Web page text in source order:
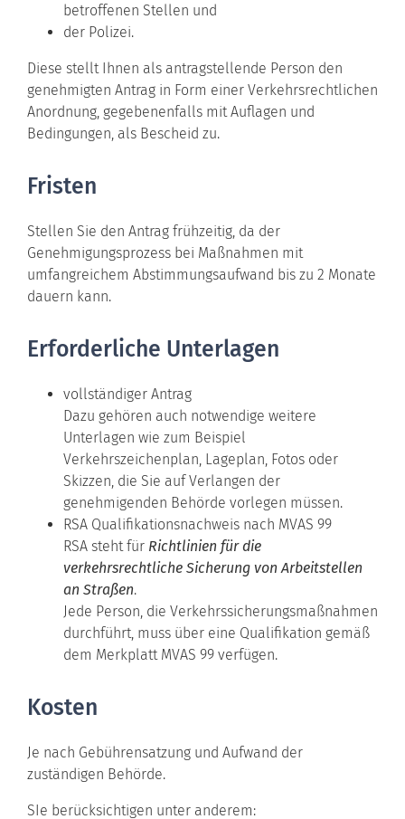
betroffenen Stellen und
der Polizei.
Diese stellt Ihnen als antragstellende Person den
genehmigten Antrag in Form einer Verkehrsrechtlichen
Anordnung, gegebenenfalls mit Auflagen und
Bedingungen, als Bescheid zu.
Fristen
Stellen Sie den Antrag frühzeitig, da der
Genehmigungsprozess bei Maßnahmen mit
umfangreichem Abstimmungsaufwand bis zu 2 Monate
dauern kann.
Erforderliche Unterlagen
vollständiger Antrag
Dazu gehören auch notwendige weitere
Unterlagen wie zum Beispiel
Verkehrszeichenplan, Lageplan, Fotos oder
Skizzen, die Sie auf Verlangen der
genehmigenden Behörde vorlegen müssen.
RSA Qualifikationsnachweis nach MVAS 99
RSA steht für Richtlinien für die
verkehrsrechtliche Sicherung von Arbeitstellen
an Straßen.
Jede Person, die Verkehrssicherungsmaßnahmen
durchführt, muss über eine Qualifikation gemäß
dem Merkplatt MVAS 99 verfügen.
Kosten
Je nach Gebührensatzung und Aufwand der
zuständigen Behörde.
SIe berücksichtigen unter anderem: